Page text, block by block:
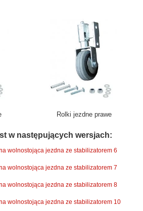
Rolki jezdne prawe
w następujących wersjach:
wolnostojąca jezdna ze stabilizatorem 6
wolnostojąca jezdna ze stabilizatorem 7
wolnostojąca jezdna ze stabilizatorem 8
wolnostojąca jezdna ze stabilizatorem 10